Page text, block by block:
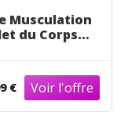
Musculation
du Corps,
€